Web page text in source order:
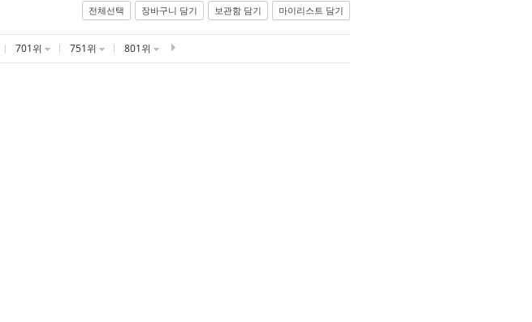
전체선택 장바구니 담기 보관함 담기 마이리스트 담기
701위 751위 801위